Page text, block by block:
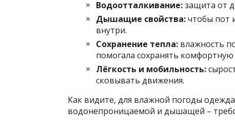
Водоотталкивание:защита от
Дышащие свойства:чтобы пот
внутри.
Сохранение тепла: влажность
помогала сохранять комфортную
Лёгкость и мобильность:
сковывать движения.
Как видите, для влажной погоды
водонепроницаемой и дышащей –